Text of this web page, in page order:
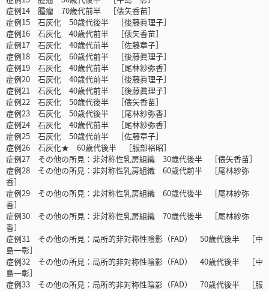
症例14 腫瘤 70歳代前半 ［俵矢香苗］
症例15 石灰化 50歳代後半 ［後藤眞理子］
症例16 石灰化 40歳代前半 ［俵矢香苗］
症例17 石灰化 40歳代前半 ［佐藤章子］
症例18 石灰化 60歳代前半 ［後藤眞理子］
症例19 石灰化 40歳代前半 ［尾林紗弥香］
症例20 石灰化 40歳代前半 ［後藤眞理子］
症例21 石灰化 40歳代前半 ［後藤眞理子］
症例22 石灰化 50歳代後半 ［俵矢香苗］
症例23 石灰化 50歳代後半 ［尾林紗弥香］
症例24 石灰化 40歳代前半 ［尾林紗弥香］
症例25 石灰化 50歳代前半 ［佐藤章子］
症例26 石灰化★ 60歳代後半 ［服部裕昭］
症例27 その他の所見：非対称性乳房組織 30歳代後半 ［俵矢香苗］
症例28 その他の所見：非対称性乳房組織 60歳代前半 ［尾林紗弥
香］
症例29 その他の所見：非対称性乳房組織 60歳代後半 ［尾林紗弥
香］
症例30 その他の所見：非対称性乳房組織 70歳代後半 ［尾林紗弥
香］
症例31 その他の所見：局所的非対称性陰影（FAD） 50歳代後半 ［中
島一彰］
症例32 その他の所見：局所的非対称性陰影（FAD） 40歳代後半 ［中
島一彰］
症例33 その他の所見：局所的非対称性陰影（FAD） 70歳代後半 ［服